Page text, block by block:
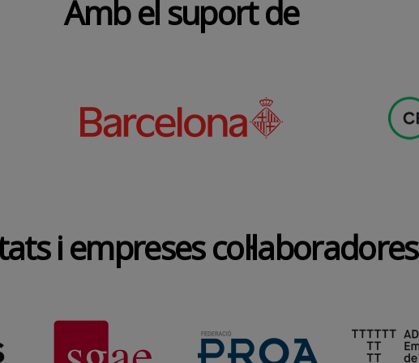
Amb el suport de
i empreses col·laboradores